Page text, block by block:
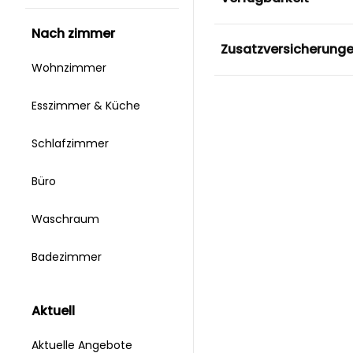
nach zimmer
Wohnzimmer
Esszimmer & Küche
Schlafzimmer
Büro
Waschraum
Badezimmer
aktuell
Aktuelle Angebote